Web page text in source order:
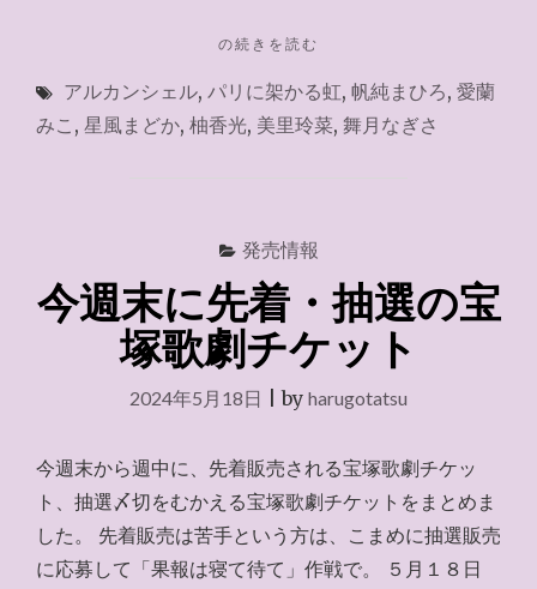
"お
で
ラ
カ
シ
ェ
ル』
2024.5.25"
の続きを読む
アルカンシェル, パリに架かる虹, 帆純まひろ, 愛蘭
みこ , 星風まどか, 柚香光, 美里玲菜, 舞月なぎさ
発売情報
今週末に先着・抽選の宝
塚歌劇チケット
2024年5月18日 |by harugotatsu
今週末から週中に、先着販売される宝塚歌劇チケッ
ト、抽選〆切をむかえる宝塚歌劇チケットをまとめま
した。 先着販売は苦手という方は、こまめに抽選販売
に応募して「果報は寝て待て」作戦で。 ５月１８日